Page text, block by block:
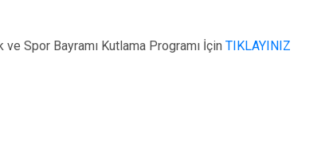
Spor Bayramı Kutlama Programı İçin TIKLAYINIZ